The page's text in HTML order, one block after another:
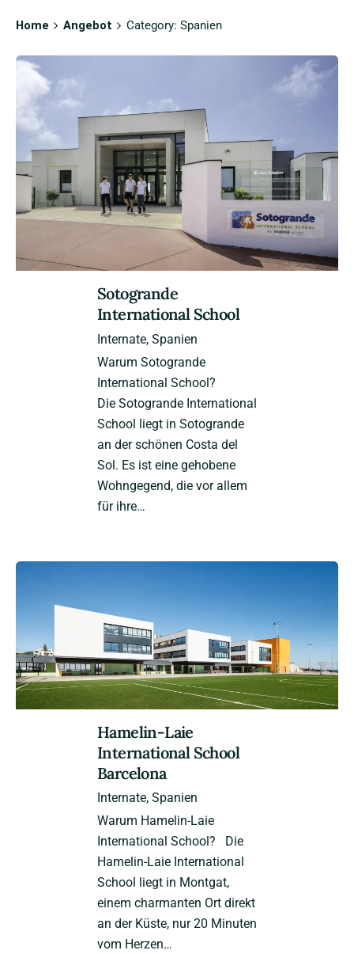
Home Angebot Category: Spanien
Sotogrande
International School
Internate Spanien
Warum Sotogrande
International School?
Die Sotogrande International
School liegt in Sotogrande
an der schönen Costa del
Sol. Es ist eine gehobene
Wohngegend, die vor allem
für ihre…
Hamelin-Laie
International School
Barcelona
Internate Spanien
Warum Hamelin-Laie
International School? Die
Hamelin-Laie International
School liegt in Montgat,
einem charmanten Ort direkt
an der Küste, nur 20 Minuten
vom Herzen…